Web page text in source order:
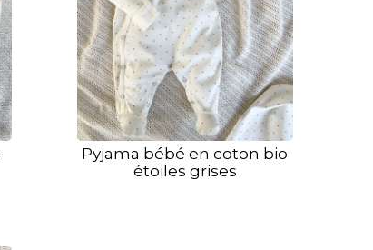
Pyjama bébé en coton bio
étoiles grises